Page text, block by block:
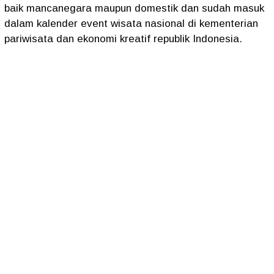
baik mancanegara maupun domestik dan sudah masuk
dalam kalender event wisata nasional di kementerian
pariwisata dan ekonomi kreatif republik Indonesia.